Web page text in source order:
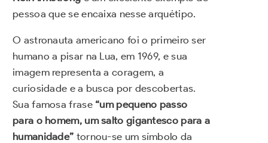
pessoa que se encaixa nesse arquétipo.
O astronauta americano foi o primeiro ser
humano a pisar na Lua, em 1969, e sua
imagem representa a coragem, a
curiosidade e a busca por descobertas.
Sua famosa frase“um pequeno passo
para o homem, um salto gigantesco para a
humanidade” tornou-se um símbolo da